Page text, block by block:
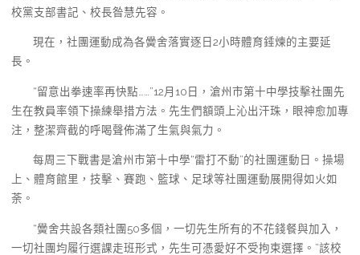
校黨支部書記、校長昝慧先容。
現在，社團運動成為各黌舍落實逐日2小時體育錘煉的主要延
長。
“留意出拳速率再快點……”12月10日，滄州市第十中學技擊社團先
生在教員率領下操練舉措方法。先生們額頭上沁出汗珠，眼神愈加專
注，整潔齊截的呼喝聲佈滿了生氣與氣力。
每周三下戰書是滄州市第十中學“雷打不動”的社團運動日。操場
上、體育館里，技擊、賽跑、籃球、足球等社團運動展開得如火如
荼。
“黌舍共設各類社團50多個，一切先生所有的不花錢餐與加入，
一切社團均履行選課走班形式，先生可憑愛好不受拘束選擇。”該校